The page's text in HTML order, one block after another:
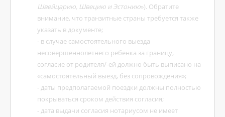
Швейцарию, Швецию и Эстонию»). Обратите
внимание, что транзитные страны требуется также
указать в документе;
- в случае самостоятельного выезда
несовершеннолетнего ребенка за границу,
согласие от родителя/-ей должно быть выписано на
«самостоятельный выезд, без сопровождения»;
- даты предполагаемой поездки должны полностью
покрываться сроком действия согласия;
- дата выдачи согласия нотариусом не имеет